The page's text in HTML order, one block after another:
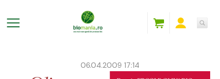
06.04.2009 17:14